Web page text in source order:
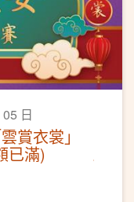
日
賞衣裳」
已滿)